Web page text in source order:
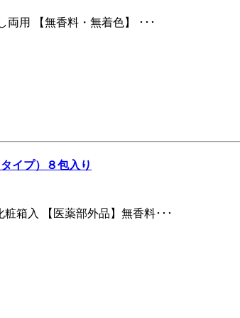
両用 【無香料・無着色】 ･･･
イプ）８包入り
箱入 【医薬部外品】無香料･･･